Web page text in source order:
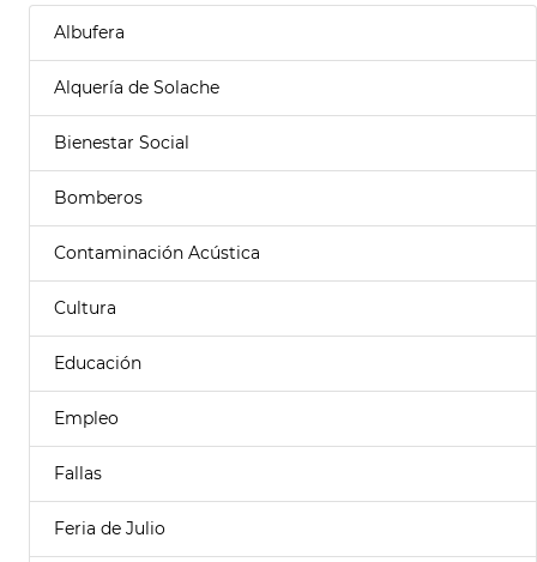
Albufera
Alquería de Solache
Bienestar Social
Bomberos
Contaminación Acústica
Cultura
Educación
Empleo
Fallas
Feria de Julio